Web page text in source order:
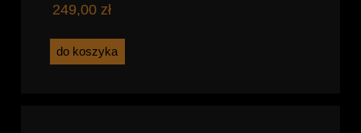
249,00 zł
do koszyka